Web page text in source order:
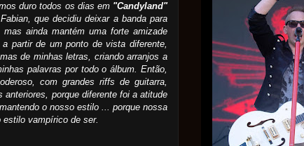
duro todos os dias em "Candyland"
que decidiu deixar a banda para
ainda mantém uma forte amizade
partir de um ponto de vista diferente,
de minhas letras, criando arranjos a
palavras por todo o álbum. Então,
com grandes riffs de guitarra,
anteriores, porque diferente foi a atitude
o nosso estilo ... porque nossa
vampírico de ser.